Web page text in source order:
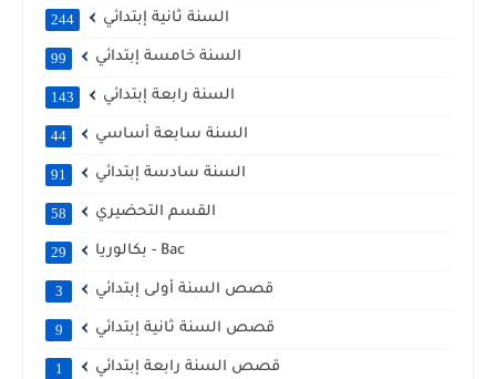
السنة ثانية إبتدائي 244
السنة خامسة إبتدائي 99
السنة رابعة إبتدائي 143
السنة سابعة أساسي 44
السنة سادسة إبتدائي 91
القسم التحضيري 58
بكالوريا - Bac 29
قصص السنة أولى إبتدائي 3
قصص السنة ثانية إبتدائي 9
قصص السنة رابعة إبتدائي 1